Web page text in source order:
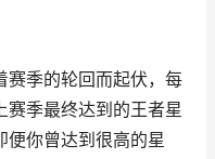
赛季的轮回而起伏，每
赛季最终达到的王者星
便你曾达到很高的星